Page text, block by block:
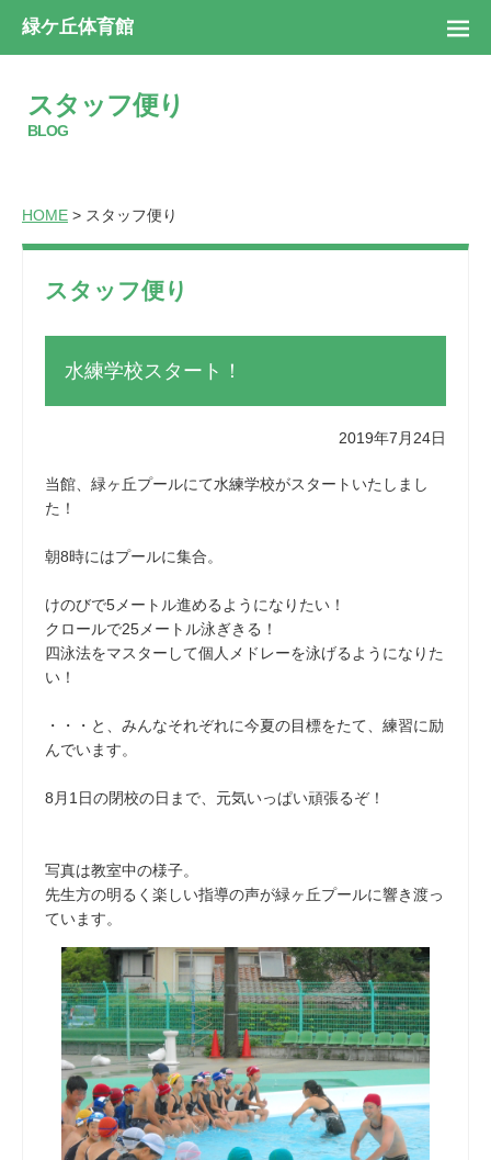
緑ケ丘体育館
スタッフ便り
BLOG
HOME > スタッフ便り
スタッフ便り
水練学校スタート！
2019年7月24日
当館、緑ヶ丘プールにて水練学校がスタートいたしまし
た！
朝8時にはプールに集合。
けのびで5メートル進めるようになりたい！
クロールで25メートル泳ぎきる！
四泳法をマスターして個人メドレーを泳げるようになりた
い！
・・・と、みんなそれぞれに今夏の目標をたて、練習に励
んでいます。
8月1日の閉校の日まで、元気いっぱい頑張るぞ！
写真は教室中の様子。
先生方の明るく楽しい指導の声が緑ヶ丘プールに響き渡っ
ています。